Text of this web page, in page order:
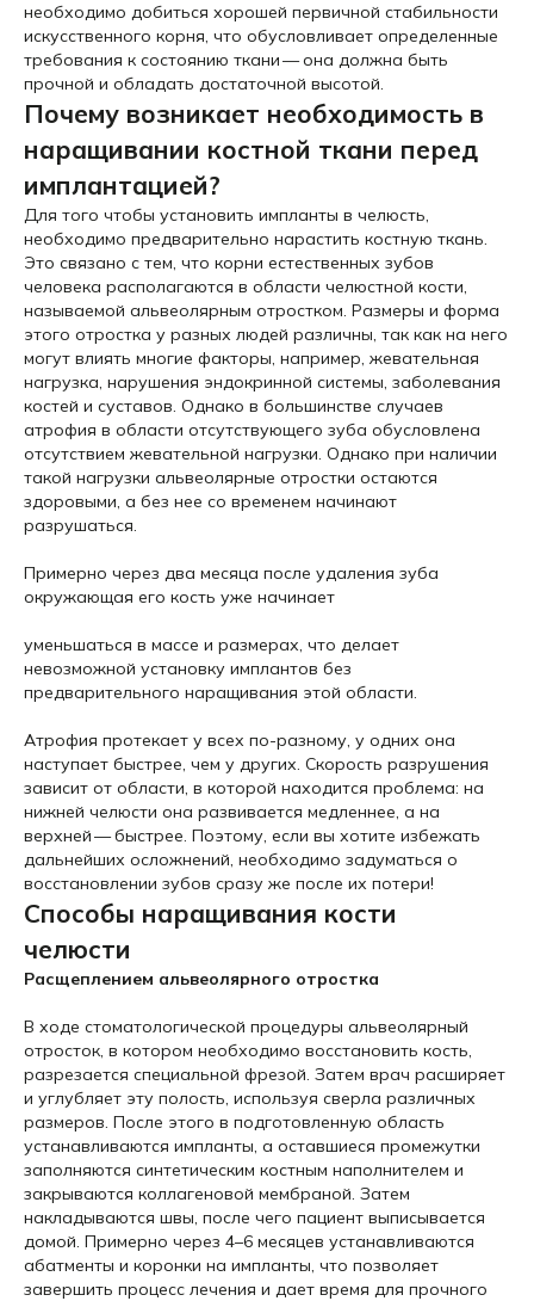
необходимо добиться хорошей первичной стабильности
искусственного корня, что обусловливает определенные
требования к состоянию ткани — она должна быть
прочной и обладать достаточной высотой.
Почему возникает необходимость в
наращивании костной ткани перед
имплантацией?
Для того чтобы установить импланты в челюсть,
необходимо предварительно нарастить костную ткань.
Это связано с тем, что корни естественных зубов
человека располагаются в области челюстной кости,
называемой альвеолярным отростком. Размеры и форма
этого отростка у разных людей различны, так как на него
могут влиять многие факторы, например, жевательная
нагрузка, нарушения эндокринной системы, заболевания
костей и суставов. Однако в большинстве случаев
атрофия в области отсутствующего зуба обусловлена
отсутствием жевательной нагрузки. Однако при наличии
такой нагрузки альвеолярные отростки остаются
здоровыми, а без нее со временем начинают
разрушаться.
Примерно через два месяца после удаления зуба
окружающая его кость уже начинает
уменьшаться в массе и размерах, что делает
невозможной установку имплантов без
предварительного наращивания этой области.
Атрофия протекает у всех по-разному, у одних она
наступает быстрее, чем у других. Скорость разрушения
зависит от области, в которой находится проблема: на
нижней челюсти она развивается медленнее, а на
верхней — быстрее. Поэтому, если вы хотите избежать
дальнейших осложнений, необходимо задуматься о
восстановлении зубов сразу же после их потери!
Способы наращивания кости
челюсти
Расщеплением альвеолярного отростка
В ходе стоматологической процедуры альвеолярный
отросток, в котором необходимо восстановить кость,
разрезается специальной фрезой. Затем врач расширяет
и углубляет эту полость, используя сверла различных
размеров. После этого в подготовленную область
устанавливаются импланты, а оставшиеся промежутки
заполняются синтетическим костным наполнителем и
закрываются коллагеновой мембраной. Затем
накладываются швы, после чего пациент выписывается
домой. Примерно через 4–6 месяцев устанавливаются
абатменты и коронки на импланты, что позволяет
завершить процесс лечения и дает время для прочного